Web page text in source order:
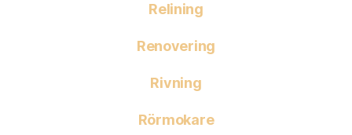
Relining
Renovering
Rivning
Rörmokare